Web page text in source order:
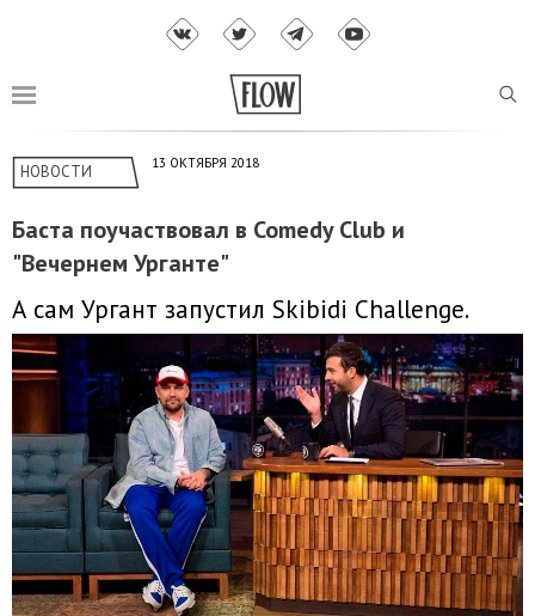
НОВОСТИ 13 ОКТЯБРЯ 2018
Баста поучаствовал в Comedy Club и
"Вечернем Урганте"
А сам Ургант запустил Skibidi Challenge.